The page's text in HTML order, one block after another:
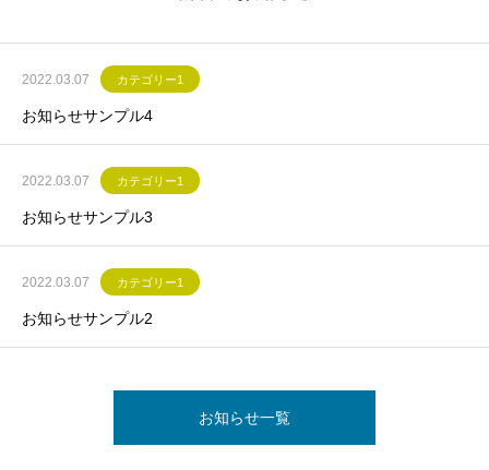
2022.03.07 カテゴリー1
お知らせサンプル4
2022.03.07 カテゴリー1
お知らせサンプル3
2022.03.07 カテゴリー1
お知らせサンプル2
お知らせ一覧